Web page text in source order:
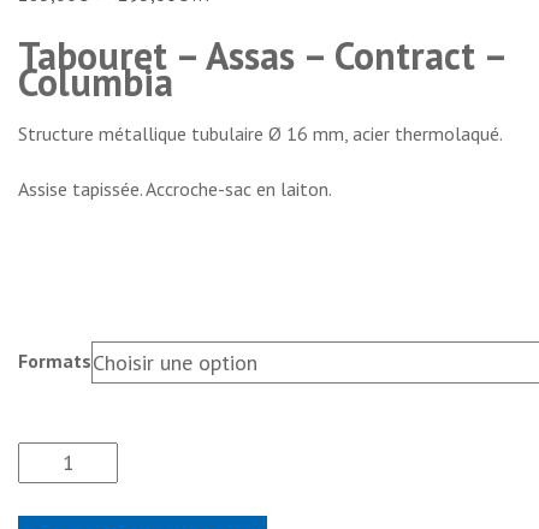
Tabouret – Assas – Contract –
Columbia
Structure métallique tubulaire Ø 16 mm, acier thermolaqué.
Assise tapissée. Accroche-sac en laiton.
Formats